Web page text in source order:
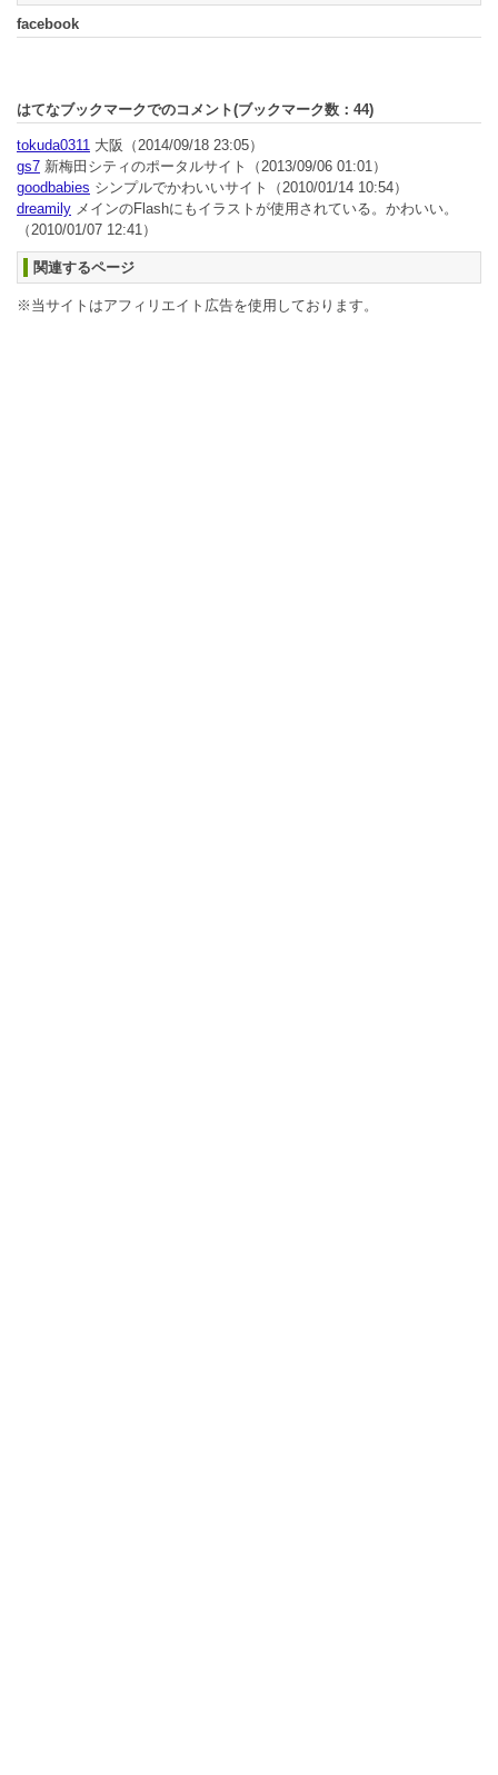
facebook
はてなブックマークでのコメント(ブックマーク数： 44)
tokuda0311 大阪
（2014/09/18 23:05）
gs7 新梅田シティのポータルサイト
（2013/09/06 01:01）
goodbabies シンプルでかわいいサイト
（2010/01/14 10:54）
dreamily メインのFlashにもイラストが使用されている。かわいい。
（2010/01/07 12:41）
関連するページ
※当サイトはアフィリエイト広告を使用しております。